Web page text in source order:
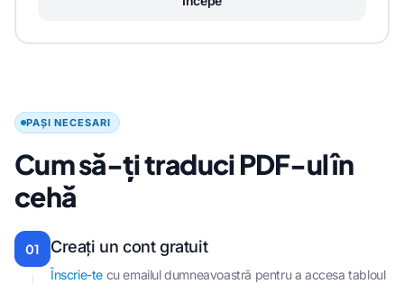
PAȘI NECESARI
Cum să-ți traduci PDF-ul în
cehă
01 Creați un cont gratuit
Înscrie-te cu emailul dumneavoastră pentru a accesa tabloul